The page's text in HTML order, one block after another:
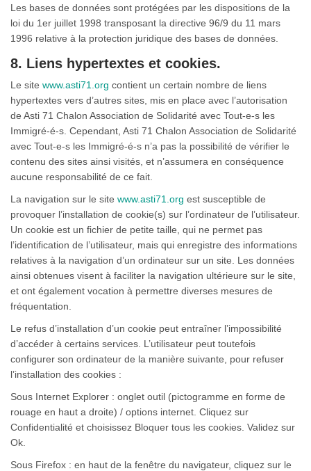
Les bases de données sont protégées par les dispositions de la
loi du 1er juillet 1998 transposant la directive 96/9 du 11 mars
1996 relative à la protection juridique des bases de données.
8. Liens hypertextes et cookies.
Le site www.asti71.org contient un certain nombre de liens
hypertextes vers d’autres sites, mis en place avec l’autorisation
de Asti 71 Chalon Association de Solidarité avec Tout-e-s les
Immigré-é-s. Cependant, Asti 71 Chalon Association de Solidarité
avec Tout-e-s les Immigré-é-s n’a pas la possibilité de vérifier le
contenu des sites ainsi visités, et n’assumera en conséquence
aucune responsabilité de ce fait.
La navigation sur le site www.asti71.org est susceptible de
provoquer l’installation de cookie(s) sur l’ordinateur de l’utilisateur.
Un cookie est un fichier de petite taille, qui ne permet pas
l’identification de l’utilisateur, mais qui enregistre des informations
relatives à la navigation d’un ordinateur sur un site. Les données
ainsi obtenues visent à faciliter la navigation ultérieure sur le site,
et ont également vocation à permettre diverses mesures de
fréquentation.
Le refus d’installation d’un cookie peut entraîner l’impossibilité
d’accéder à certains services. L’utilisateur peut toutefois
configurer son ordinateur de la manière suivante, pour refuser
l’installation des cookies :
Sous Internet Explorer : onglet outil (pictogramme en forme de
rouage en haut a droite) / options internet. Cliquez sur
Confidentialité et choisissez Bloquer tous les cookies. Validez sur
Ok.
Sous Firefox : en haut de la fenêtre du navigateur, cliquez sur le